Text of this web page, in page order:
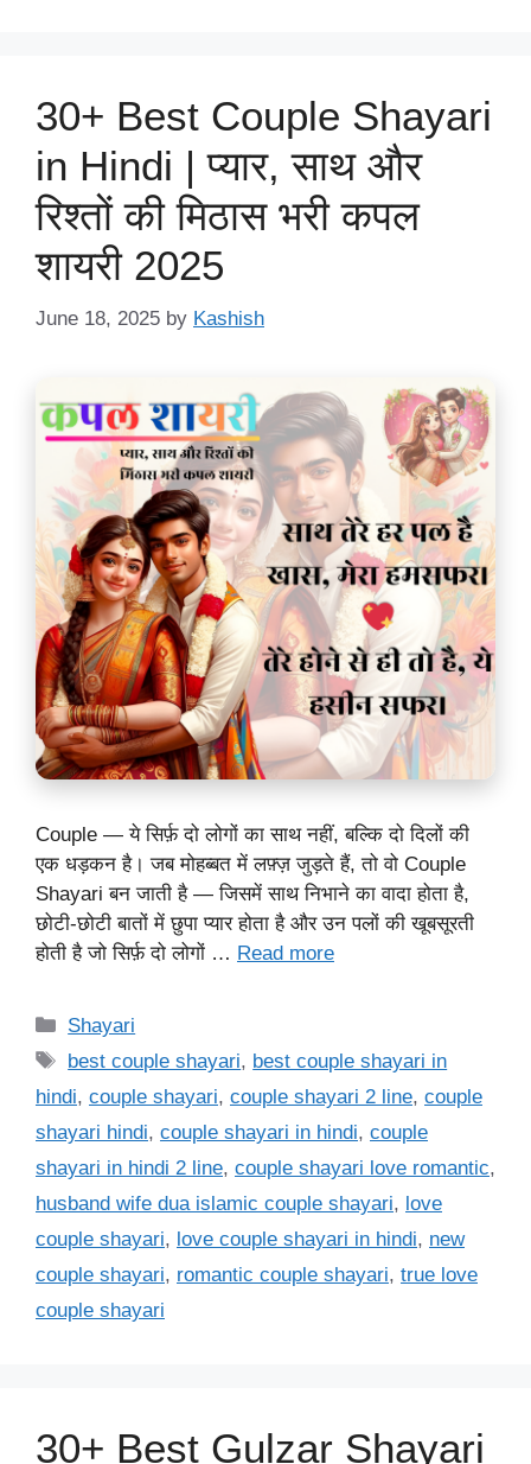
30+ Best Couple Shayari
in Hindi | प्यार, साथ और
रिश्तों की मिठास भरी कपल
शायरी 2025
June 18, 2025 by Kashish
Couple — ये सिर्फ़ दो लोगों का साथ नहीं, बल्कि दो दिलों की
एक धड़कन है। जब मोहब्बत में लफ़्ज़ जुड़ते हैं, तो वो Couple
Shayari बन जाती है — जिसमें साथ निभाने का वादा होता है,
छोटी-छोटी बातों में छुपा प्यार होता है और उन पलों की खूबसूरती
होती है जो सिर्फ़ दो लोगों … Read more
Categories
Shayari
Tags
best couple shayari, best couple shayari in
hindi, couple shayari, couple shayari 2 line, couple
shayari hindi, couple shayari in hindi, couple
shayari in hindi 2 line, couple shayari love romantic,
husband wife dua islamic couple shayari, love
couple shayari, love couple shayari in hindi, new
couple shayari, romantic couple shayari, true love
couple shayari
30+ Best Gulzar Shayari